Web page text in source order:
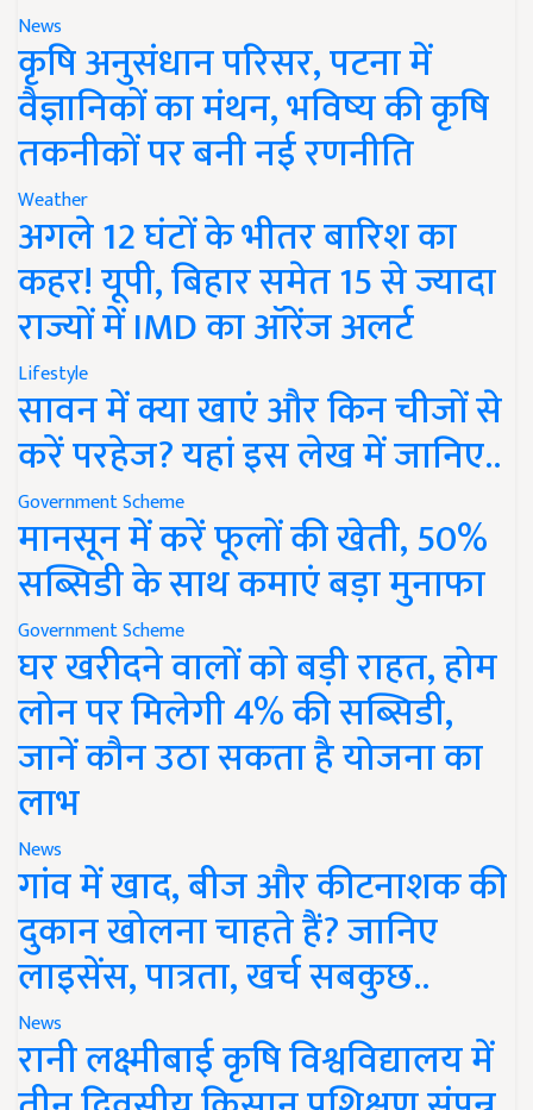
News
कृषि अनुसंधान परिसर, पटना में
वैज्ञानिकों का मंथन, भविष्य की कृषि
तकनीकों पर बनी नई रणनीति
Weather
अगले 12 घंटों के भीतर बारिश का
कहर! यूपी, बिहार समेत 15 से ज्यादा
राज्यों में IMD का ऑरेंज अलर्ट
Lifestyle
सावन में क्या खाएं और किन चीजों से
करें परहेज? यहां इस लेख में जानिए..
Government Scheme
मानसून में करें फूलों की खेती, 50%
सब्सिडी के साथ कमाएं बड़ा मुनाफा
Government Scheme
घर खरीदने वालों को बड़ी राहत, होम
लोन पर मिलेगी 4% की सब्सिडी,
जानें कौन उठा सकता है योजना का
लाभ
News
गांव में खाद, बीज और कीटनाशक की
दुकान खोलना चाहते हैं? जानिए
लाइसेंस, पात्रता, खर्च सबकुछ..
News
रानी लक्ष्मीबाई कृषि विश्वविद्यालय में